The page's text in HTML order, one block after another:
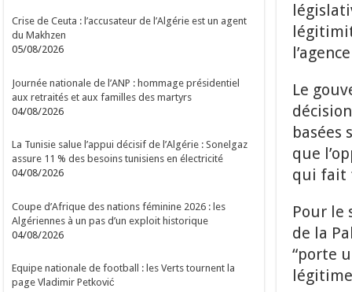
Le
basées
que
qui fait
Pour le
de la
“porte
Crise de Ceuta : l’accusateur de l’Algérie est un agent
du Makhzen
05/08/2026
Journée nationale de l’ANP : hommage présidentiel
aux retraités et aux familles des martyrs
04/08/2026
La Tunisie salue l’appui décisif de l’Algérie : Sonelgaz
assure 11 % des besoins tunisiens en électricité
04/08/2026
Coupe d’Afrique des nations féminine 2026 : les
Algériennes à un pas d’un exploit historique
04/08/2026
Equipe nationale de football : les Verts tournent la
page Vladimir Petković